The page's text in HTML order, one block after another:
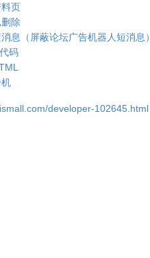
页
除
息（屏蔽论坛广告机器人短消息）
码
developer-102645.html